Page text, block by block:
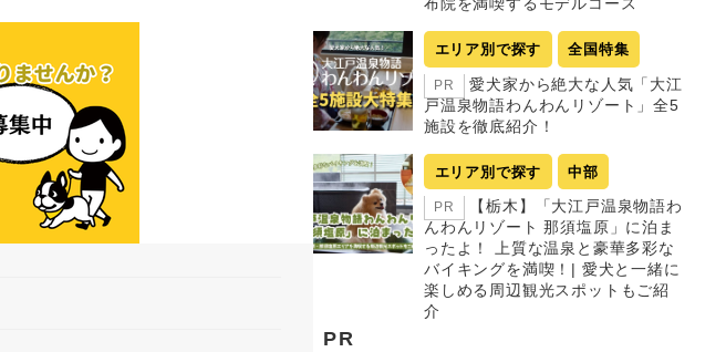
布院を満喫するモデルコース
エリア別で探す 全国特集
PR
愛犬家から絶大な人気「大江
戸温泉物語わんわんリゾート」全5
施設を徹底紹介！
エリア別で探す 中部
PR
【栃木】「大江戸温泉物語わ
んわんリゾート 那須塩原」に泊ま
ったよ！ 上質な温泉と豪華多彩な
バイキングを満喫！| 愛犬と一緒に
楽しめる周辺観光スポットもご紹
介
PR